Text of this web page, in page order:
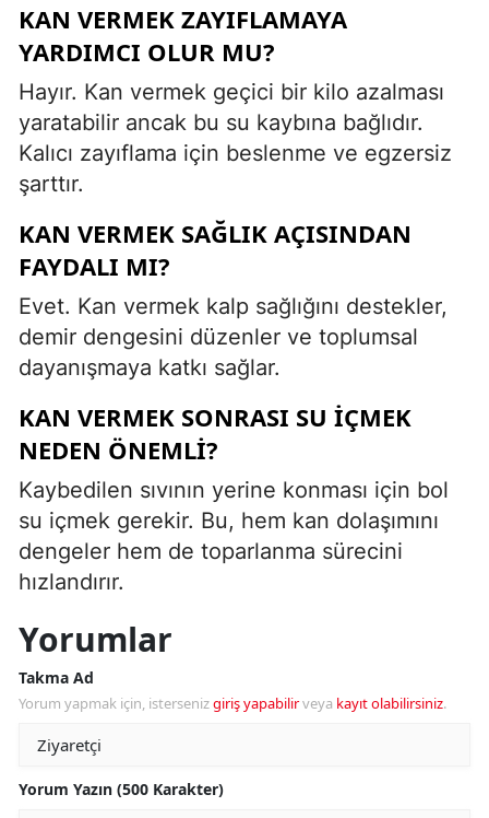
KAN VERMEK ZAYIFLAMAYA
YARDIMCI OLUR MU?
Hayır. Kan vermek geçici bir kilo azalması
yaratabilir ancak bu su kaybına bağlıdır.
Kalıcı zayıflama için beslenme ve egzersiz
şarttır.
KAN VERMEK SAĞLIK AÇISINDAN
FAYDALI MI?
Evet. Kan vermek kalp sağlığını destekler,
demir dengesini düzenler ve toplumsal
dayanışmaya katkı sağlar.
KAN VERMEK SONRASI SU IÇMEK
NEDEN ÖNEMLI?
Kaybedilen sıvının yerine konması için bol
su içmek gerekir. Bu, hem kan dolaşımını
dengeler hem de toparlanma sürecini
hızlandırır.
Yorumlar
Takma Ad
Yorum yapmak için, istersenizgiriş yapabilirveya kayıt olabilirsiniz.
Yorum Yazın (500 Karakter)